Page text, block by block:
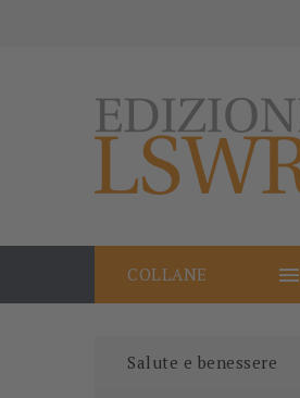

COLLANE
Salute e benessere